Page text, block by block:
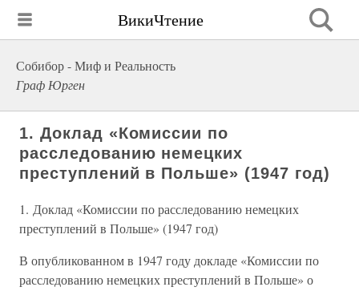
ВикиЧтение
Собибор - Миф и Реальность
Граф Юрген
1. Доклад «Комиссии по
расследованию немецких
преступлений в Польше» (1947 год)
1. Доклад «Комиссии по расследованию немецких
преступлений в Польше» (1947 год)
В опубликованном в 1947 году докладе «Комиссии по
расследованию немецких преступлений в Польше» о